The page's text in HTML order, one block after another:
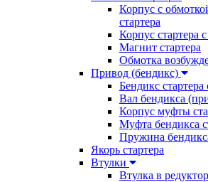
Корпус с
стартера
Корпус стартера
Магнит стартера
Обмотка
Привод (бендикс)
Бендикс
Вал бендикса
Корпус муфты
Муфта бендикса
Пружина
Якорь стартера
Втулки
Втулка в